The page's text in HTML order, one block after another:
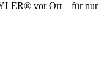
vor Ort – für nur